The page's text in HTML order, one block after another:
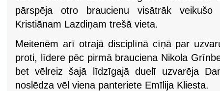
pārspēja otro braucienu visātrāk
Kristiānam Lazdiņam trešā vieta.
Meitenēm arī otrajā disciplīnā cīņā par
proti, līdere pēc pirmā brauciena Nikola
bet vēlreiz šajā līdzīgajā duelī uzvarēja
noslēdza vēl viena panteriete Emīlija Kliesta.